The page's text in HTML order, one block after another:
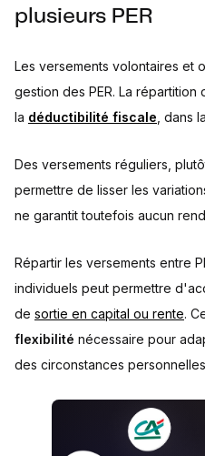
plusieurs PER
Les versements volontaires et
gestion des PER. La
la déductibilité fiscale , dans
Des versements réguliers,
permettre de lisser les
ne garantit toutefois aucun
Répartir les versements entre
individuels peut permettre
de sortie en capital ou rente.
flexibilité nécessaire pour
des circonstances